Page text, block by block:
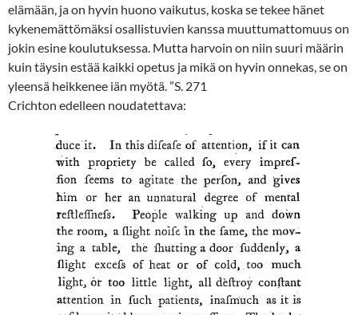
elämään, ja on hyvin huono vaikutus, koska se tekee hänet
kykenemättömäksi osallistuvien kanssa muuttumattomuus on
jokin esine koulutuksessa. Mutta harvoin on niin suuri määrin
kuin täysin estää kaikki opetus ja mikä on hyvin onnekas, se on
yleensä heikkenee iän myötä. ”S. 271
Crichton edelleen noudatettava: